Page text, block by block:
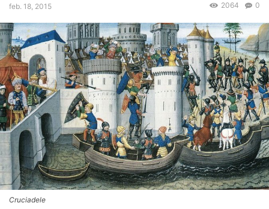
feb. 18, 2015 0
2064
Cruciadele